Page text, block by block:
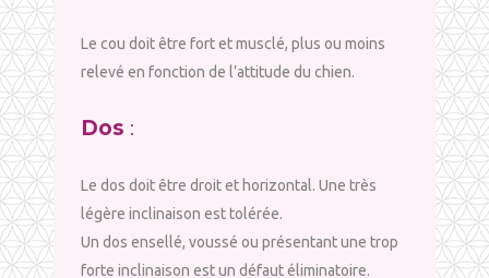
Le cou doit être fort et musclé, plus ou moins
relevé en fonction de l’attitude du chien.
Dos :
Le dos doit être droit et horizontal. Une très
légère inclinaison est tolérée.
Un dos ensellé, voussé ou présentant une trop
forte inclinaison est un défaut éliminatoire.